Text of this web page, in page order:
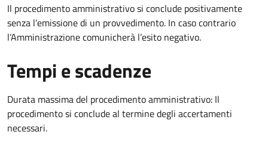
Il procedimento amministrativo si conclude positivamente
senza l’emissione di un provvedimento. In caso contrario
l’Amministrazione comunicherà l’esito negativo.
Tempi e scadenze
Durata massima del procedimento amministrativo: Il
procedimento si conclude al termine degli accertamenti
necessari.